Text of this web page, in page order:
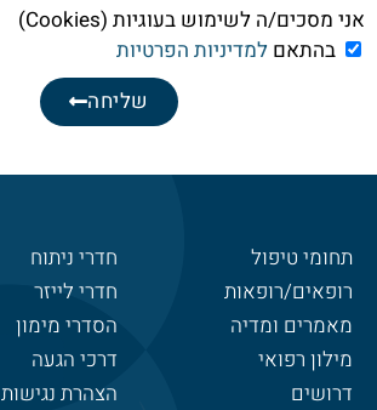
אני מסכים/ה לשימוש בעוגיות (Cookies)
בהתאם למדיניות הפרטיות
שליחה
תחומי טיפול
חדרי ניתוח
רופאים/רופאות
חדרי לייזר
מאמרים ומדיה
הסדרי מימון
מילון רפואי
דרכי הגעה
דרושים
הצהרת נגישות